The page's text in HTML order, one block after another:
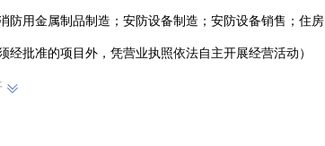
防用金属制品制造；安防设备制造；安防设备销售；住房
批准的项目外，凭营业执照依法自主开展经营活动）